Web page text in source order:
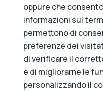
oppure che
informazioni sul
permettono di
preferenze dei
di verificare il
e di migliorarne le
personalizzando il